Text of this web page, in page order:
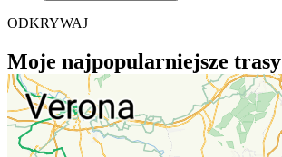
ODKRYWAJ
Moje najpopularniejsze trasy